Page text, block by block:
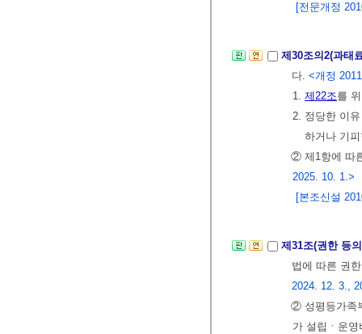
[전문개정
제30조의2(과태
다. <개정
1. 제22조를
2. 정당한 이
하거나 기
② 제1항에 따
2025. 10. 1.>
[본조신설
제31조(권한 등
법에 따른 권
2024. 12. 3.,
② 성평등가족
가 설립ㆍ운